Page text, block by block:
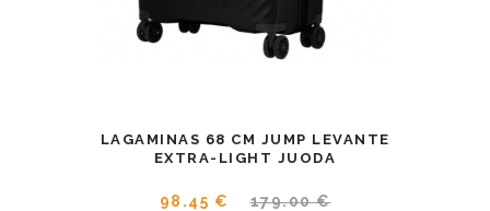
LAGAMINAS 68 CM JUMP LEVANTE
EXTRA-LIGHT JUODA
98.45 € 179.00 €